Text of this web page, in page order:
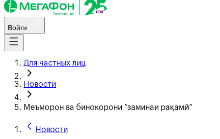
Войти
Для частных лиц
Новости
Меъморон ва бинокорони “заминаи рақамӣ”
Новости